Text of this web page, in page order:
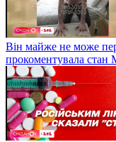
Він майже не може
прокоментувала стан